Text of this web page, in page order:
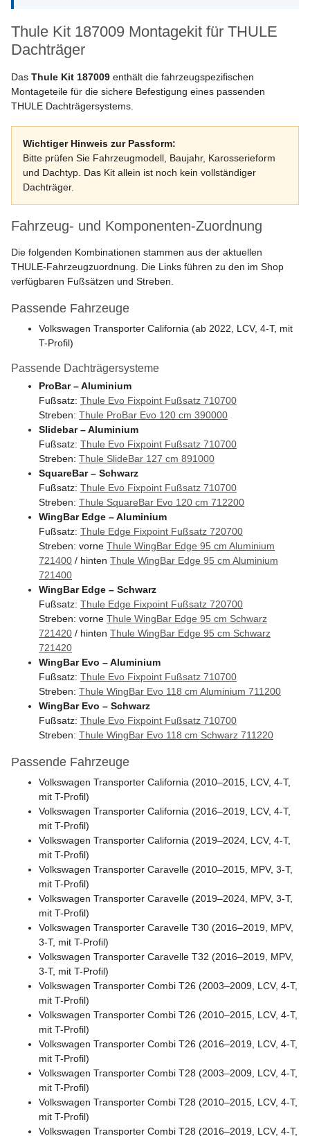
Thule Kit 187009 Montagekit für THULE
Dachträger
Das Thule Kit 187009 enthält die fahrzeugspezifischen
Montageteile für die sichere Befestigung eines passenden
THULE Dachträgersystems.
Wichtiger Hinweis zur Passform:
Bitte prüfen Sie Fahrzeugmodell, Baujahr, Karosserieform
und Dachtyp. Das Kit allein ist noch kein vollständiger
Dachträger.
Fahrzeug- und Komponenten-Zuordnung
Die folgenden Kombinationen stammen aus der aktuellen
THULE-Fahrzeugzuordnung. Die Links führen zu den im Shop
verfügbaren Fußsätzen und Streben.
Passende Fahrzeuge
Volkswagen Transporter California (ab 2022, LCV, 4-T, mit
T-Profil)
Passende Dachträgersysteme
ProBar – Aluminium
Fußsatz: Thule Evo Fixpoint Fußsatz 710700
Streben: Thule ProBar Evo 120 cm 390000
Slidebar – Aluminium
Fußsatz: Thule Evo Fixpoint Fußsatz 710700
Streben: Thule SlideBar 127 cm 891000
SquareBar – Schwarz
Fußsatz: Thule Evo Fixpoint Fußsatz 710700
Streben: Thule SquareBar Evo 120 cm 712200
WingBar Edge – Aluminium
Fußsatz: Thule Edge Fixpoint Fußsatz 720700
Streben: vorne Thule WingBar Edge 95 cm Aluminium
721400 / hinten Thule WingBar Edge 95 cm Aluminium
721400
WingBar Edge – Schwarz
Fußsatz: Thule Edge Fixpoint Fußsatz 720700
Streben: vorne Thule WingBar Edge 95 cm Schwarz
721420 / hinten Thule WingBar Edge 95 cm Schwarz
721420
WingBar Evo – Aluminium
Fußsatz: Thule Evo Fixpoint Fußsatz 710700
Streben: Thule WingBar Evo 118 cm Aluminium 711200
WingBar Evo – Schwarz
Fußsatz: Thule Evo Fixpoint Fußsatz 710700
Streben: Thule WingBar Evo 118 cm Schwarz 711220
Passende Fahrzeuge
Volkswagen Transporter California (2010–2015, LCV, 4-T,
mit T-Profil)
Volkswagen Transporter California (2016–2019, LCV, 4-T,
mit T-Profil)
Volkswagen Transporter California (2019–2024, LCV, 4-T,
mit T-Profil)
Volkswagen Transporter Caravelle (2010–2015, MPV, 3-T,
mit T-Profil)
Volkswagen Transporter Caravelle (2019–2024, MPV, 3-T,
mit T-Profil)
Volkswagen Transporter Caravelle T30 (2016–2019, MPV,
3-T, mit T-Profil)
Volkswagen Transporter Caravelle T32 (2016–2019, MPV,
3-T, mit T-Profil)
Volkswagen Transporter Combi T26 (2003–2009, LCV, 4-T,
mit T-Profil)
Volkswagen Transporter Combi T26 (2010–2015, LCV, 4-T,
mit T-Profil)
Volkswagen Transporter Combi T26 (2016–2019, LCV, 4-T,
mit T-Profil)
Volkswagen Transporter Combi T28 (2003–2009, LCV, 4-T,
mit T-Profil)
Volkswagen Transporter Combi T28 (2010–2015, LCV, 4-T,
mit T-Profil)
Volkswagen Transporter Combi T28 (2016–2019, LCV, 4-T,